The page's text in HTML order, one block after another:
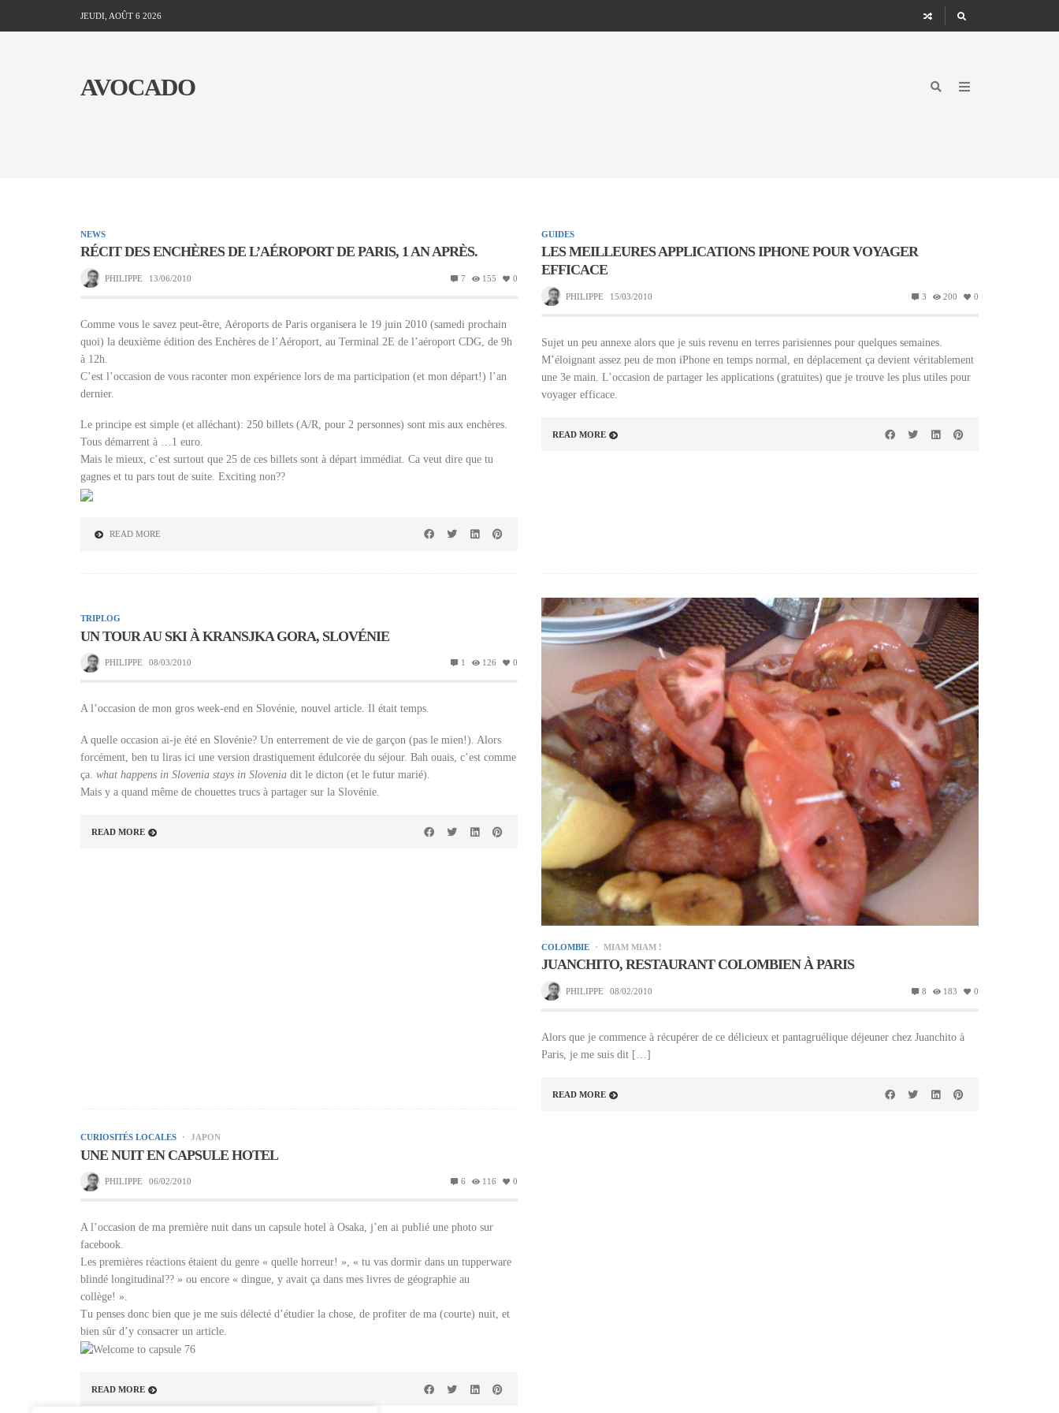
JEUDI, AOÛT 6 2026
AVOCADO
NEWS
RÉCIT DES ENCHÈRES DE L’AÉROPORT DE PARIS, 1 AN APRÈS.
PHILIPPE 13/06/2010 7 155 0
Comme vous le savez peut-être, Aéroports de Paris organisera le 19 juin 2010 (samedi prochain
quoi) la deuxième édition des Enchères de l’Aéroport, au Terminal 2E de l’aéroport CDG, de 9h
à 12h.
C’est l’occasion de vous raconter mon expérience lors de ma participation (et mon départ!) l’an
dernier.
Le principe est simple (et alléchant): 250 billets (A/R, pour 2 personnes) sont mis aux enchères.
Tous démarrent à …1 euro.
Mais le mieux, c’est surtout que 25 de ces billets sont à départ immédiat. Ca veut dire que tu
gagnes et tu pars tout de suite. Exciting non??
READ MORE
GUIDES
LES MEILLEURES APPLICATIONS IPHONE POUR VOYAGER
EFFICACE
PHILIPPE 15/03/2010 3 200 0
Sujet un peu annexe alors que je suis revenu en terres parisiennes pour quelques semaines.
M’éloignant assez peu de mon iPhone en temps normal, en déplacement ça devient véritablement
une 3e main. L’occasion de partager les applications (gratuites) que je trouve les plus utiles pour
voyager efficace.
READ MORE
TRIPLOG
UN TOUR AU SKI À KRANSJKA GORA, SLOVÉNIE
PHILIPPE 08/03/2010 1 126 0
A l’occasion de mon gros week-end en Slovénie, nouvel article. Il était temps.
A quelle occasion ai-je été en Slovénie? Un enterrement de vie de garçon (pas le mien!). Alors
forcément, ben tu liras ici une version drastiquement édulcorée du séjour. Bah ouais, c’est comme
ça. what happens in Slovenia stays in Slovenia dit le dicton (et le futur marié).
Mais y a quand même de chouettes trucs à partager sur la Slovénie.
READ MORE
COLOMBIE MIAM MIAM !
JUANCHITO, RESTAURANT COLOMBIEN À PARIS
PHILIPPE 08/02/2010 8 183 0
Alors que je commence à récupérer de ce délicieux et pantagruélique déjeuner chez Juanchito à
Paris, je me suis dit […]
READ MORE
CURIOSITÉS LOCALES JAPON
UNE NUIT EN CAPSULE HOTEL
PHILIPPE 06/02/2010 6 116 0
A l’occasion de ma première nuit dans un capsule hotel à Osaka, j’en ai publié une photo sur
facebook.
Les premières réactions étaient du genre « quelle horreur! », « tu vas dormir dans un tupperware
blindé longitudinal?? » ou encore « dingue, y avait ça dans mes livres de géographie au
collège! ».
Tu penses donc bien que je me suis délecté d’étudier la chose, de profiter de ma (courte) nuit, et
bien sûr d’y consacrer un article.
READ MORE